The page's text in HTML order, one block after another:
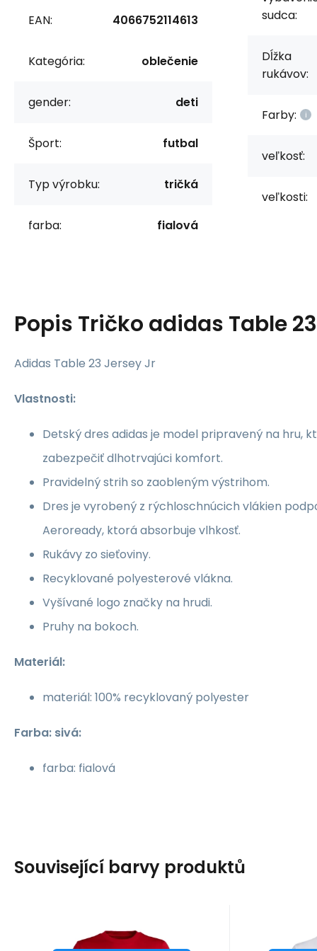
EAN: 4066752114613
Kategória: oblečenie
gender: deti
Šport: futbal
Typ výrobku: tričká
farba: fialová
sudca:
Dĺžka
rukávov:
Farby:
veľkosť:
veľkosti:
Popis Tričko adidas Table
Adidas Table 23 Jersey Jr
Vlastnosti:
Detský dres adidas je model pripravený na hru,
zabezpečiť dlhotrvajúci komfort.
Pravidelný strih so zaobleným výstrihom.
Dres je vyrobený z rýchloschnúcich vlákien
Aeroready, ktorá absorbuje vlhkosť.
Rukávy zo sieťoviny.
Recyklované polyesterové vlákna.
Vyšívané logo značky na hrudi.
Pruhy na bokoch.
Materiál:
materiál: 100% recyklovaný polyester
Farba: sivá:
farba: fialová
Související barvy produktů
ADIDASKód: i476_991436
Kód dod.:HS0539
10 - 14 dní
ADIDAS